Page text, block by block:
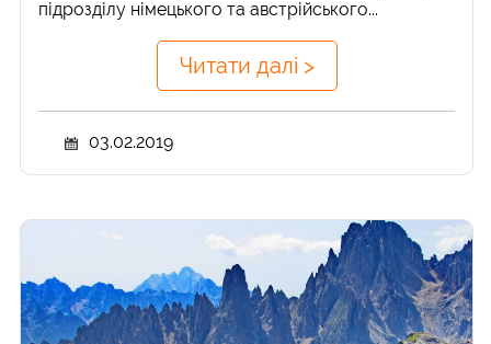
підрозділу німецького та австрійського...
Читати далі >
03.02.2019